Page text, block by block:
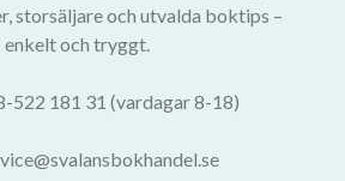
storsäljare och utvalda boktips –
enkelt och tryggt.
522 181 31 (vardagar 8-18)